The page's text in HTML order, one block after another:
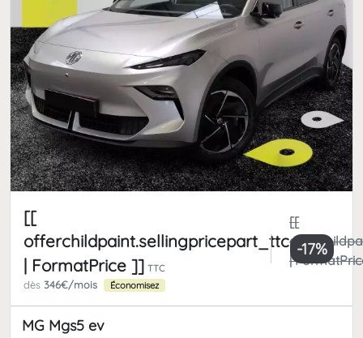
[[
offerchildpaint.sellingpricepart_ttc
| FormatPrice ]] TTC
[[
|
dès 346€/mois Économisez
-17%
MG Mgs5 ev